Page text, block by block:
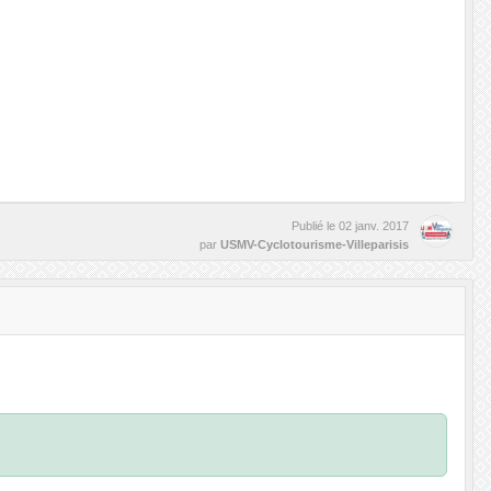
Publié le 02 janv. 2017
par USMV-Cyclotourisme-Villeparisis